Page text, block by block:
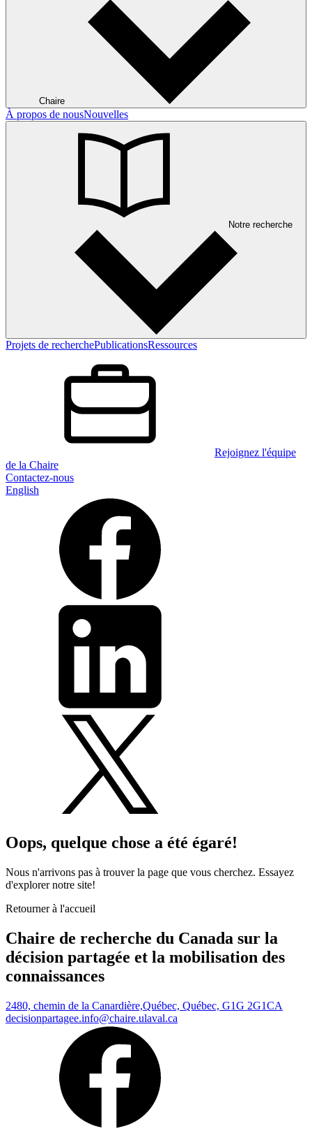
Chaire
À propos de nousNouvelles
Notre recherche
Projets de recherchePublicationsRessources
Rejoignez l'équipe
de la Chaire
Contactez-nous
English
Oops, quelque chose a été égaré!
Nous n'arrivons pas à trouver la page que vous cherchez. Essayez
d'explorer notre site!
Retourner à l'accueil
Chaire de recherche du Canada sur la
décision partagée et la mobilisation des
connaissances
2480, chemin de la Canardière,Québec, Québec, G1G 2G1CA
decisionpartagee.info@chaire.ulaval.ca